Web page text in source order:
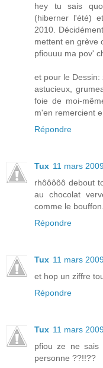
hey tu sais
(hiberner l'été)
2010.
mettent en grève
pfiouuu ma pov'
et pour le Dessin:
astucieux,
foie de moi-
m'en remercient
Répondre
Tux 11 mars
rhôôôôô debout
au chocolat
comme le
Répondre
Tux 11 mars
et hop un ziffre
Répondre
Tux 11 mars
pfiou ze ne sais
personne ??!!??